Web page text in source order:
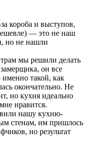
короба и выступов,
— это не наш
но не нашли
мы решили делать
он все
такой, как
окончательно. Не
но кухня идеально
нравится.
нашу кухню-
стенам, им пришлось
но результат